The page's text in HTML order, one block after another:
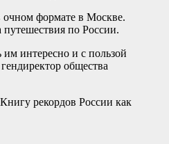
очном формате в Москве.
по России.
интересно и с пользой
общества
рекордов России как